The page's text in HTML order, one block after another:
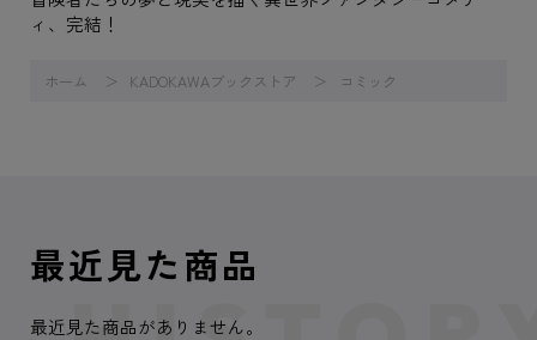
ィ、完結！
ホーム KADOKAWAブックストア コミック
最近見た商品
最近見た商品がありません。